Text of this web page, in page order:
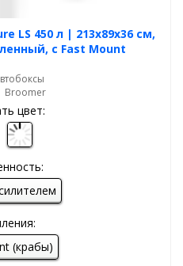
LS 450 л | 213х89х36 см,
с Fast Mount
Broomer
цвет:
(крабы)